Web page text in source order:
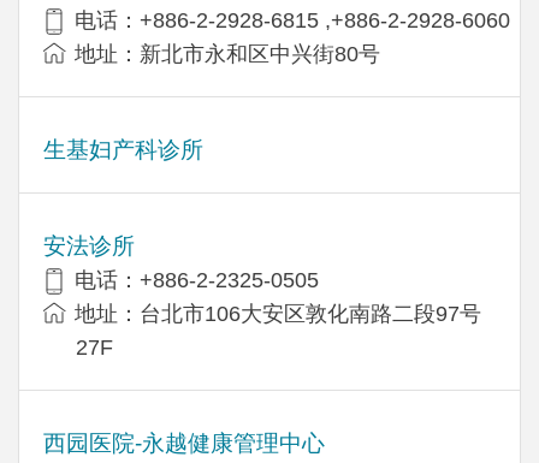
电话：+886-2-2928-6815 ,+886-2-2928-6060
地址：新北市永和区中兴街80号
生基妇产科诊所
安法诊所
电话：+886-2-2325-0505
地址：台北市106大安区敦化南路二段97号
27F
西园医院-永越健康管理中心